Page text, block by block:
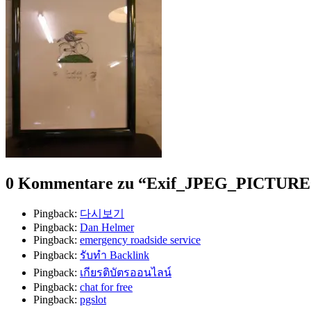
0 Kommentare zu “Exif_JPEG_PICTURE
Pingback: 다시보기
Pingback: Dan Helmer
Pingback: emergency roadside service
Pingback: รับทำ Backlink
Pingback: เกียรติบัตรออนไลน์
Pingback: chat for free
Pingback: pgslot